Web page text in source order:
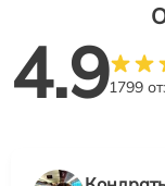
4.91799